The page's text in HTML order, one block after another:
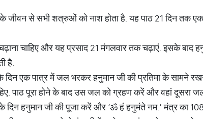
से सभी शत्रुओं को नाश होता है. यह पाठ 21 दिन तक एक
चाहिए और यह प्रसाद 21 ​मंगलवार तक चढ़ाएं. इसके बाद
है.
दिन एक पात्र में जल भरकर हनुमान जी की प्रतिमा के सामने
पाठ पूरा होने के बाद उस जल को ग्रहण करें और वहां दूसरा
हनुमान जी की पूजा करें और ‘ॐ हं हनुमंते नम:’ मंत्र का